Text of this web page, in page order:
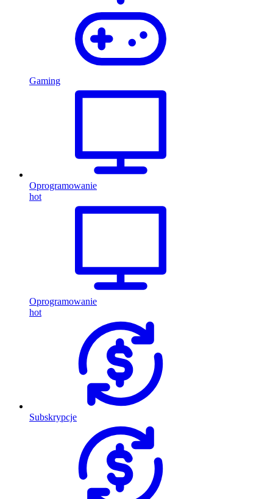
Gaming
Oprogramowanie
hot
Oprogramowanie
hot
Subskrypcje